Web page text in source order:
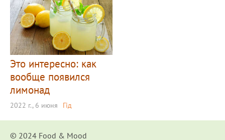
Это интересно: как
вообще появился
лимонад
2022 г., 6 июня Гід
© 2024 Food & Мood